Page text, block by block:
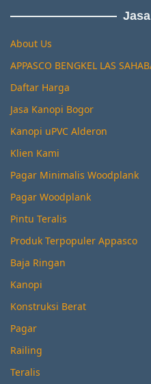
About Us
APPASCO BENGKEL LAS
Daftar Harga
Jasa Kanopi Bogor
Kanopi uPVC Alderon
Klien Kami
Pagar Minimalis Woodplank
Pagar Woodplank
Pintu Teralis
Produk Terpopuler Appasco
Baja Ringan
Kanopi
Konstruksi Berat
Pagar
Railing
Teralis